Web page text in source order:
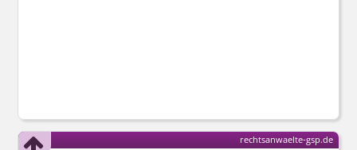
rechtsanwaelte-gsp.de